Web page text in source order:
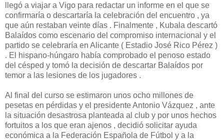
llegó a viajar a Vigo para redactar un informe en el que se
confirmaría o descartaría la celebración del encuentro , ya
que aún restaban veinte días . Finalmente , Kubala descartó
Balaídos como escenario del compromiso internacional y el
partido se celebraría en Alicante ( Estadio José Rico Pérez )
. El hispano-húngaro había comprobado el penoso estado
del césped y tomó la decisión de descartar Balaídos por
temor a las lesiones de los jugadores .
Al final del curso se estimaron unos ocho millones de
pesetas en pérdidas y el presidente Antonio Vázquez , ante
la situación desastrosa planteada al club y por unos hechos
fortuitos a los que eran ajenos , decidió solicitar ayuda
económica a la Federación Española de Fútbol y a la